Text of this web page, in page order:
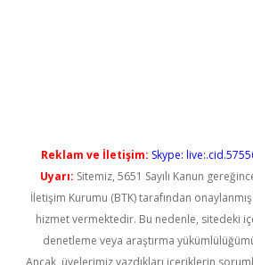
Reklam ve İletişim: Skype:
Uyarı: Sitemiz, 5651 Sayılı Kanun
İletişim Kurumu (BTK) tarafından
hizmet vermektedir. Bu nedenle, sitedeki
denetleme veya araştırma
Ancak, üyelerimiz yazdıkları içeriklerin